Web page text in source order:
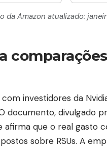
da Amazon atualizado:
investidores da
documento, divulgado
afirma que o real gasto
sobre RSUs. A